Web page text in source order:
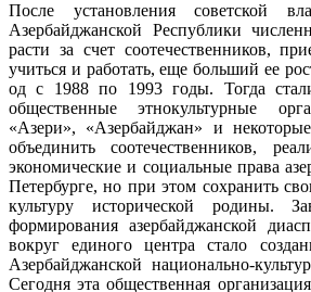
После установления советской
Азербайджанской Республики
расти за счет соотечественников,
учиться и работать, еще больший ее
од с 1988 по 1993 годы. Тогда
общественные этнокультурные
«Азери», «Азербайджан» и
объединить соотечественников,
экономические и социальные права
Петербурге, но при этом сохранить
культуру исторической родины.
формирования азербайджанской
вокруг единого центра стало
Азербайджанской национально-
Сегодня эта общественная